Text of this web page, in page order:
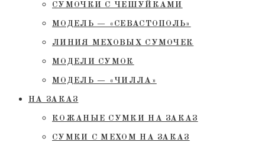
СУМОЧКИ С ЧЕШУЙКАМИ
МОДЕЛЬ — «СЕВАСТОПОЛЬ»
ЛИНИЯ МЕХОВЫХ СУМОЧЕК
МОДЕЛИ СУМОК
МОДЕЛЬ — «ЧИЛЛА»
НА ЗАКАЗ
КОЖАНЫЕ СУМКИ НА ЗАКАЗ
СУМКИ С МЕХОМ НА ЗАКАЗ